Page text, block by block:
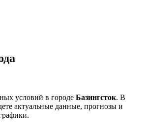
условий в городе Базингсток. В
актуальные данные, прогнозы и